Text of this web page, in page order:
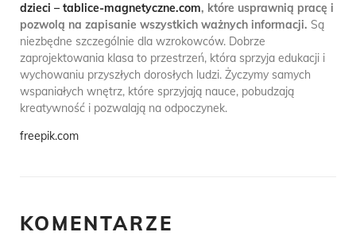
dzieci – tablice-magnetyczne.com, które usprawnią pracę i
pozwolą na zapisanie wszystkich ważnych informacji. Są
niezbędne szczególnie dla wzrokowców. Dobrze
zaprojektowania klasa to przestrzeń, która sprzyja edukacji i
wychowaniu przyszłych dorosłych ludzi. Życzymy samych
wspaniałych wnętrz, które sprzyjają nauce, pobudzają
kreatywność i pozwalają na odpoczynek.
freepik.com
KOMENTARZE